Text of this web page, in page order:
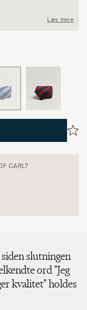
Læs mere
CARL?
slutningen
ord "Jeg
kvalitet" holdes